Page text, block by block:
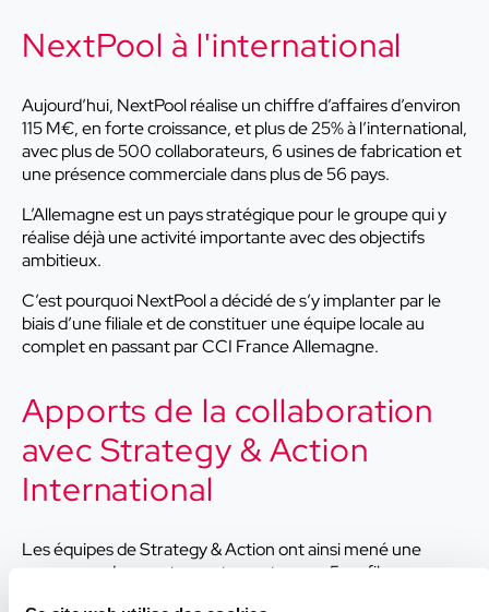
NextPool à l'international
Aujourd’hui, NextPool réalise un chiffre d’affaires d’environ
115 M€, en forte croissance, et plus de 25% à l’international,
avec plus de 500 collaborateurs, 6 usines de fabrication et
une présence commerciale dans plus de 56 pays.
L’Allemagne est un pays stratégique pour le groupe qui y
réalise déjà une activité importante avec des objectifs
ambitieux.
C’est pourquoi NextPool a décidé de s’y implanter par le
biais d’une filiale et de constituer une équipe locale au
complet en passant par CCI France Allemagne.
Apports de la collaboration
avec Strategy & Action
International
Les équipes de Strategy & Action ont ainsi mené une
campagne de recrutement pour trouver 5 profils